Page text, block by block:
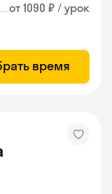
от 1090 ₽ / урок
время